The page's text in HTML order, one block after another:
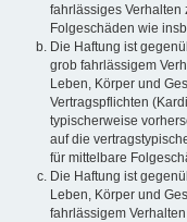
fahrlässiges Verhalten
Folgeschäden wie
Die Haftung ist
grob fahrlässigem
Leben, Körper und
Vertragspflichten
typischerweise
auf die
für mittelbare
Die Haftung ist
Leben, Körper und
fahrlässigem